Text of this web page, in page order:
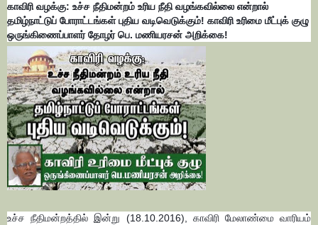
காவிரி வழக்கு: உச்ச நீதிமன்றம் உரிய நீதி வழங்கவில்லை என்றால்
தமிழ்நாட்டுப் போராட்டங்கள் புதிய வடிவெடுக்கும்! காவிரி உரிமை மீட்புக் குழு
ஒருங்கிணைப்பாளர் தோழர் பெ. மணியரசன் அறிக்கை!
உச்ச நீதிமன்றத்தில் இன்று (18.10.2016), காவிரி மேலாண்மை வாரியம்